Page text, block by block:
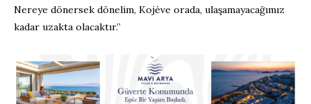
Nereye dönersek dönelim, Kojève orada, ulaşamayacağımız
kadar uzakta olacaktır.”